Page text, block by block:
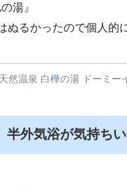
湯』
ぬるかったので個人的
然温泉 白樺の湯 ドーミー
半外気浴が気持ち